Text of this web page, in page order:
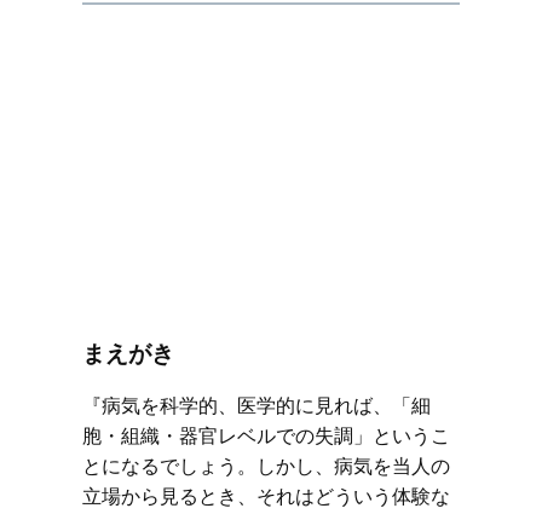
まえがき
『病気を科学的、医学的に見れば、「細
胞・組織・器官レベルでの失調」というこ
とになるでしょう。しかし、病気を当人の
立場から見るとき、それはどういう体験な